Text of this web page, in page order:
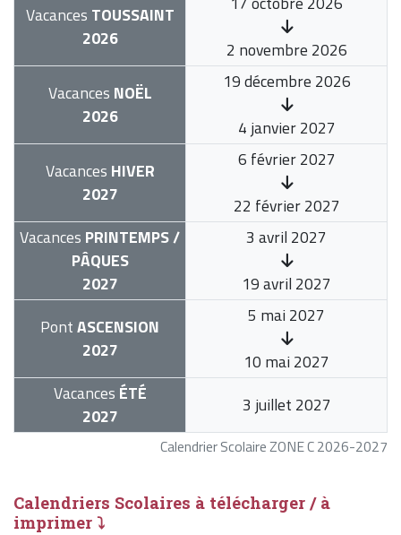
Calendrier Scolaire ZONE C 2026-2027
Vacances TOUSSAINT
2026
2 novembre 2026
Vacances NOËL
2026
19 décembre 2026
4 janvier 2027
Vacances HIVER
2027
6 février 2027
22 février 2027
Vacances PRINTEMPS /
PÂQUES
2027
3 avril 2027
19 avril 2027
PontASCENSION
2027
5 mai 2027
10 mai 2027
Vacances ÉTÉ
2027
3 juillet 2027
Calendriers Scolaires à télécharger / à
imprimer ⤵